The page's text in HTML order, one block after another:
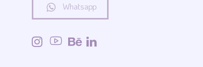
Whatsapp